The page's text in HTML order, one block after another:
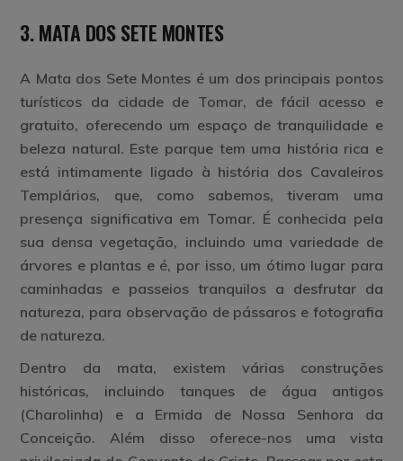
3. MATA DOS SETE MONTES
A Mata dos Sete Montes é um dos principais pontos
turísticos da cidade de Tomar, de fácil acesso e
gratuito, oferecendo um espaço de tranquilidade e
beleza natural. Este parque tem uma história rica e
está intimamente ligado à história dos Cavaleiros
Templários, que, como sabemos, tiveram uma
presença significativa em Tomar. É conhecida pela
sua densa vegetação, incluindo uma variedade de
árvores e plantas e é, por isso, um ótimo lugar para
caminhadas e passeios tranquilos a desfrutar da
natureza, para observação de pássaros e fotografia
de natureza.
Dentro da mata, existem várias construções
históricas, incluindo tanques de água antigos
(Charolinha) e a Ermida de Nossa Senhora da
Conceição. Além disso oferece-nos uma vista